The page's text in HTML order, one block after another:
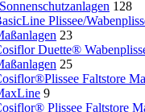
128
Plissee/
23
Duette®
25
Faltstore
9
Plissee Faltstore